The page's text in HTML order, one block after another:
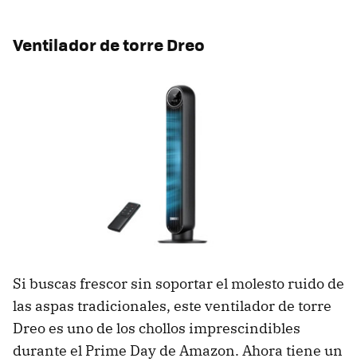
Ventilador de torre Dreo
Si buscas frescor sin soportar el molesto ruido de
las aspas tradicionales, este ventilador de torre
Dreo es uno de los chollos imprescindibles
durante el Prime Day de Amazon. Ahora tiene un